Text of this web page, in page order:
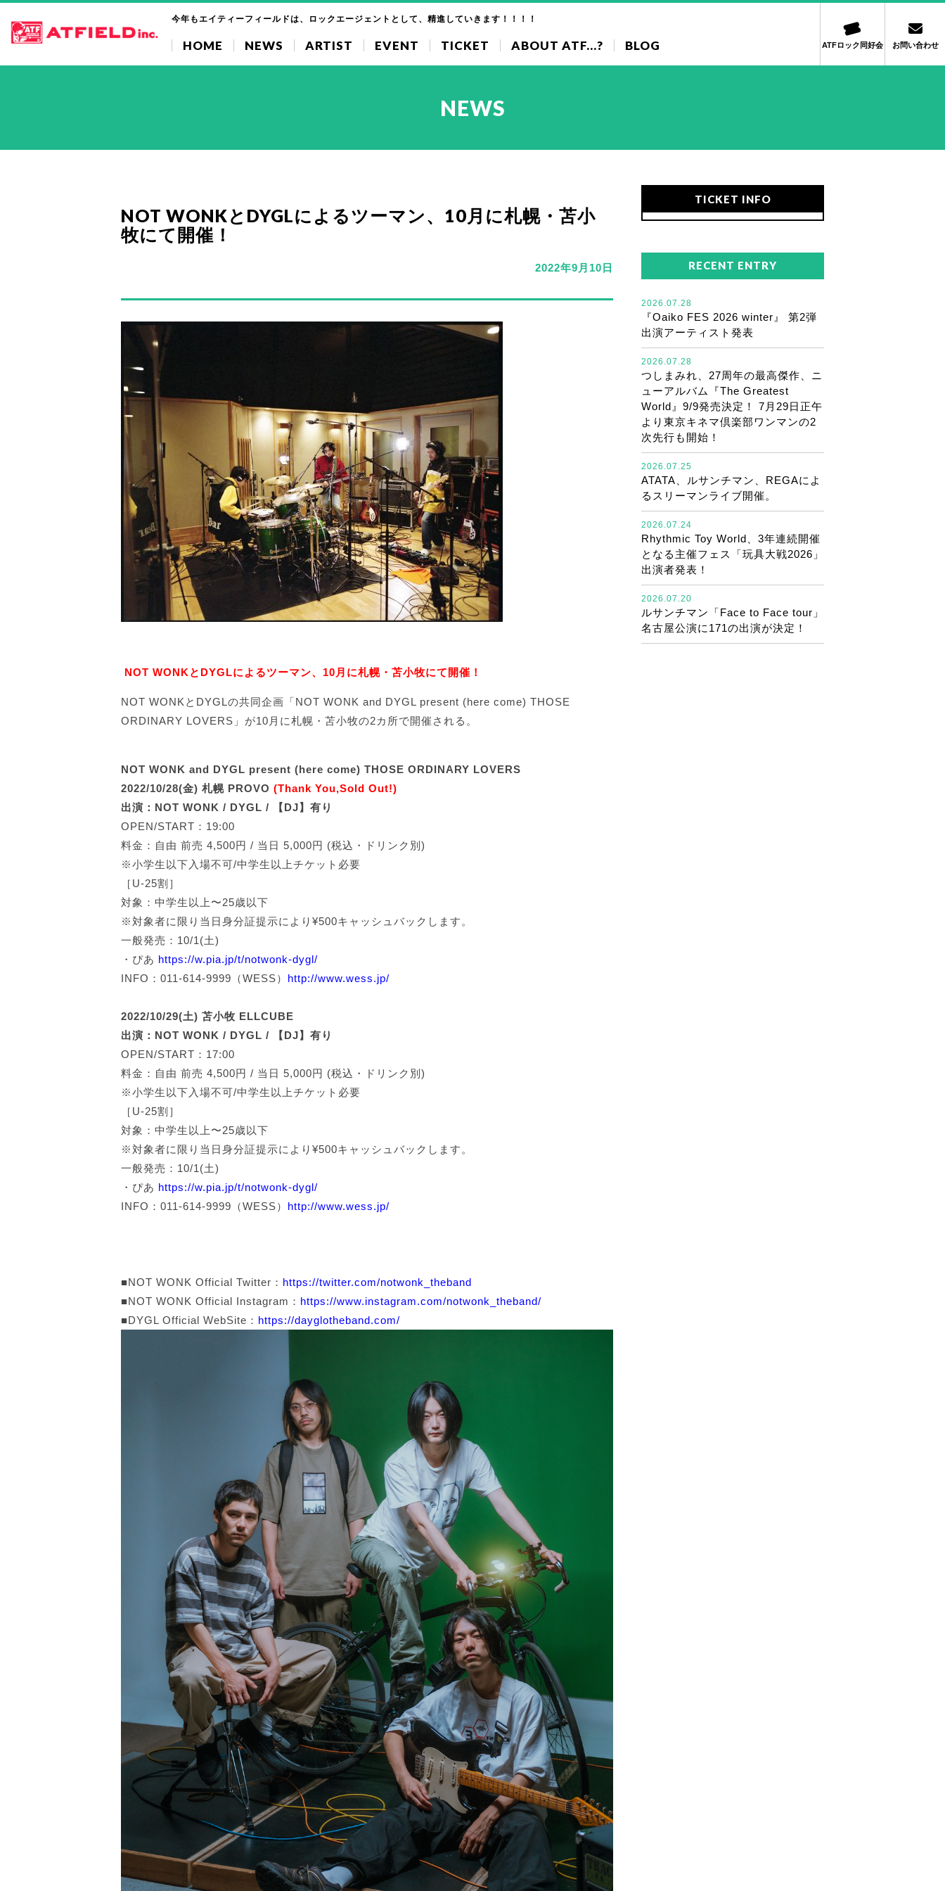
今年もエイティーフィールドは、ロックエージェントとして、精進していきます！！！！
HOME NEWS ARTIST EVENT TICKET ABOUT ATF...? BLOG ATFロック同好会 お問い合わせ
NEWS
NOT WONKとDYGLによるツーマン、10月に札幌・苫小
牧にて開催！
2022年9月10日
NOT WONKとDYGLによるツーマン、10月に札幌・苫小牧にて開催！
NOT WONKとDYGLの共同企画「NOT WONK and DYGL present (here come) THOSE
ORDINARY LOVERS」が10月に札幌・苫小牧の2カ所で開催される。
NOT WONK and DYGL present (here come) THOSE ORDINARY LOVERS
2022/10/28(金) 札幌 PROVO (Thank You,Sold Out!)
出演：NOT WONK / DYGL / 【DJ】有り
OPEN/START：19:00
料金：自由 前売 4,500円 / 当日 5,000円 (税込・ドリンク別)
※小学生以下入場不可/中学生以上チケット必要
［U-25割］
対象：中学生以上〜25歳以下
※対象者に限り当日身分証提示により¥500キャッシュバックします。
一般発売：10/1(土)
・ぴあ https://w.pia.jp/t/notwonk-dygl/
INFO：011-614-9999（WESS） http://www.wess.jp/
2022/10/29(土) 苫小牧 ELLCUBE
出演：NOT WONK / DYGL / 【DJ】有り
OPEN/START：17:00
料金：自由 前売 4,500円 / 当日 5,000円 (税込・ドリンク別)
※小学生以下入場不可/中学生以上チケット必要
［U-25割］
対象：中学生以上〜25歳以下
※対象者に限り当日身分証提示により¥500キャッシュバックします。
一般発売：10/1(土)
・ぴあ https://w.pia.jp/t/notwonk-dygl/
INFO：011-614-9999（WESS） http://www.wess.jp/
■NOT WONK Official Twitter： https://twitter.com/notwonk_theband
■NOT WONK Official Instagram： https://www.instagram.com/notwonk_theband/
■DYGL Official WebSite： https://dayglotheband.com/
TICKET INFO
RECENT ENTRY
2026.07.28
『Oaiko FES 2026 winter』 第2弾
出演アーティスト発表
2026.07.28
つしまみれ、27周年の最高傑作、ニ
ューアルバム『The Greatest
World』9/9発売決定！ 7月29日正午
より東京キネマ倶楽部ワンマンの2
次先行も開始！
2026.07.25
ATATA、ルサンチマン、REGAによ
るスリーマンライブ開催。
2026.07.24
Rhythmic Toy World、3年連続開催
となる主催フェス「玩具大戦2026」
出演者発表！
2026.07.20
ルサンチマン「Face to Face tour」
名古屋公演に171の出演が決定！